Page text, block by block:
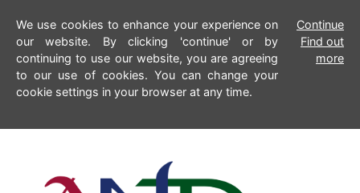
We use cookies to enhance your experience on
our website. By clicking 'continue' or by
continuing to use our website, you are agreeing
to our use of cookies. You can change your
cookie settings in your browser at any time.
Continue
Find out
more